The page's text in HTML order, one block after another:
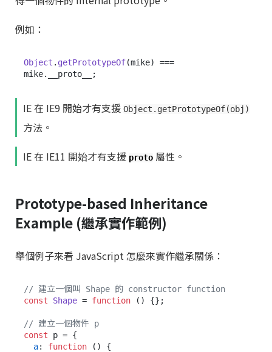
例如：
Object . getPrototypeOf(mike) ===
mike.
__proto__
IE 在 IE9 開始才有支援 Object.getPrototypeOf(obj)
方法。
IE 在 IE11 開始才有支援 proto 屬性。
Prototype-based Inheritance
Example (繼承實作範例)
舉個例子來看 JavaScript 怎麼來實作繼承關係：
// 建立一個叫 Shape 的 constructor function
const
Shape = function ( ) {};
// 建立一個物件 p
const p = {
a: function ( ) {